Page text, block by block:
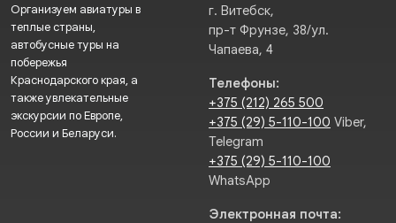
Организуем авиатуры в
теплые страны,
автобусные туры на
побережья
Краснодарского края, а
также увлекательные
экскурсии по Европе,
России и Беларуси.
г. Витебск,
пр-т Фрунзе, 38/ул.
Чапаева, 4
Телефоны:
+375 (212) 265 500
+375 (29) 5-110-100 Viber,
Telegram
+375 (29) 5-110-100
WhatsApp
Электронная почта: